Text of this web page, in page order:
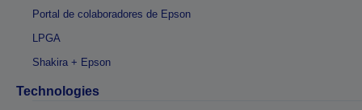
Portal de colaboradores de Epson
LPGA
Shakira + Epson
Technologies